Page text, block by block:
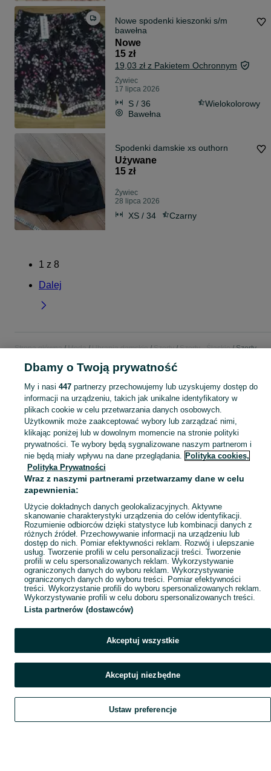
Nowe spodenki kieszonki s/m
bawełna
Nowe
15 zł
19,03 zł z Pakietem Ochronnym
Żywiec
17 lipca 2026
S / 36
Wielokolorowy
Bawełna
Spodenki damskie xs outhorn
Używane
15 zł
Żywiec
28 lipca 2026
XS / 34 Czarny
1 z 8
Dalej
Strona główna Moda Ubrania damskie Szorty Szorty - Śląskie
Szorty -
KATEGORIA
Szeroki wybór szortów damskich Żywiec ▶️ jeansowe, dresowe, koronkowe i letnie ✅ Nowe i używane w atrakcyjnych cenach ✌ Znajdź oferty na OLX.pl! Zobacz
Mapa kategorii
Mapa miejscowości
Szukaj Obserwujesz Dodaj Czat Konto
Dbamy o Twoją prywatność
My i nasi 447partnerzy przechowujemy lub uzyskujemy dostęp do
informacji na urządzeniu, takich jak unikalne identyfikatory w
plikach cookie w celu przetwarzania danych osobowych.
Użytkownik może zaakceptować wybory lub zarządzać nimi,
klikając poniżej lub w dowolnym momencie na stronie polityki
prywatności. Te wybory będą sygnalizowane naszym partnerom i
nie będą miały wpływu na dane przeglądania. Polityka cookies,
Polityka Prywatności
Wraz z naszymi partnerami przetwarzamy dane w celu
zapewnienia:
Użycie dokładnych danych geolokalizacyjnych. Aktywne
skanowanie charakterystyki urządzenia do celów identyfikacji.
Rozumienie odbiorców dzięki statystyce lub kombinacji danych z
różnych źródeł. Przechowywanie informacji na urządzeniu lub
dostęp do nich. Pomiar efektywności reklam. Rozwój i ulepszanie
usług. Tworzenie profili w celu personalizacji treści. Tworzenie
profili w celu spersonalizowanych reklam. Wykorzystywanie
ograniczonych danych do wyboru reklam. Wykorzystywanie
ograniczonych danych do wyboru treści. Pomiar efektywności
treści. Wykorzystanie profili do wyboru spersonalizowanych reklam.
Wykorzystywanie profili w celu doboru spersonalizowanych treści.
Lista partnerów (dostawców)
Akceptuj wszystkie
Akceptuj niezbędne
Ustaw preferencje